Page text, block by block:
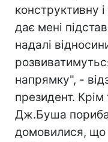
конструктивну
дає мені
надалі
напрямку", -
президент. Крім
Дж.Буша
домовилися, що